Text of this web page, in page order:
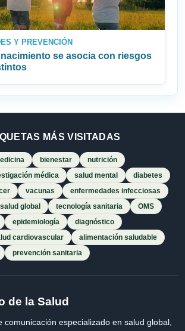
Y PREVENCIÓN
se asocia con riesgos
MÁS VISITADAS
bienestar
nutrición
médica salud mental
diabetes
vacunas
enfermedades infecciosas
salud global tecnología sanitaria
OMS
epidemiología
diagnóstico
cardiovascular
alimentación saludable
prevención sanitaria
de la Salud
comunicación especializado en salud global,